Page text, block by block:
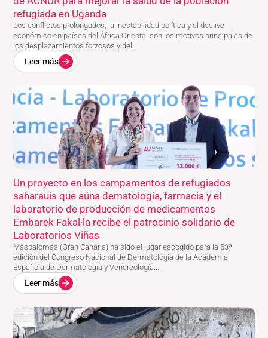
refugiada en Uganda
Los conflictos prolongados, la inestabilidad política y el declive
económico en países del África Oriental son los motivos principales de
los desplazamientos forzosos y del...
Leer más
Un proyecto en los campamentos de refugiados
saharauis que aúna dematología, farmacia y el
laboratorio de producción de medicamentos
Embarek Fakal·la recibe el patrocinio solidario de
Laboratorios Viñas
Maspalomas (Gran Canaria) ha sido el lugar escogido para la 53ª
edición del Congreso Nacional de Dermatología de la Academia
Española de Dermatología y Venereología...
Leer más